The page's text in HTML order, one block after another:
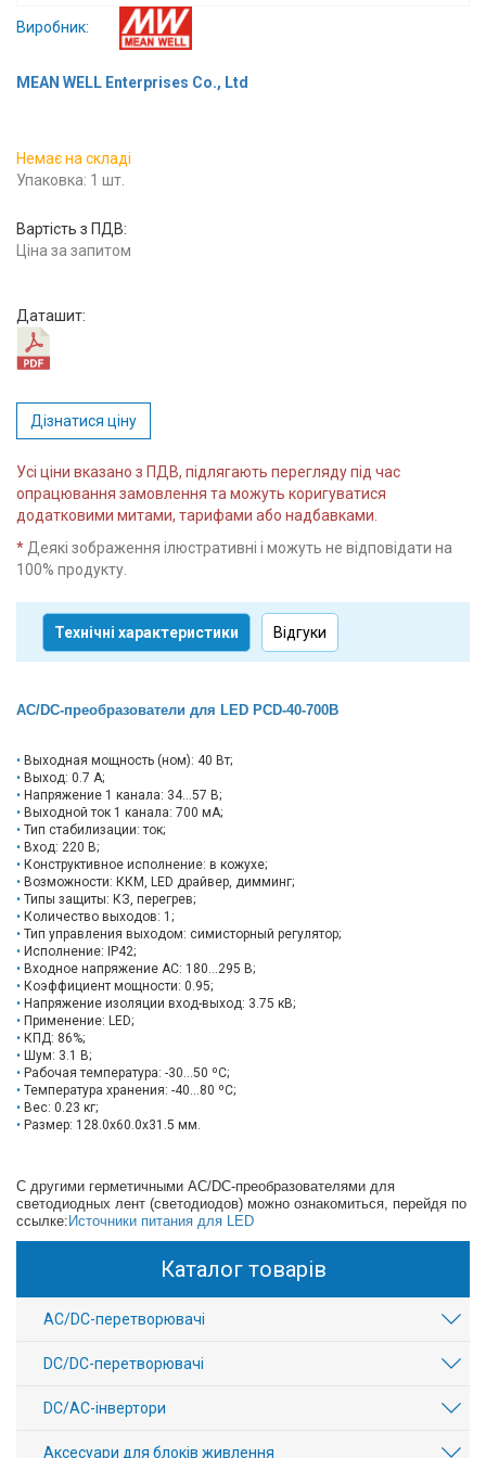
Вхід/
авторизація
Контакти
Доставка
Виробник:
MEAN WELL Enterprises Co., Ltd
Немає на складі
Упаковка: 1 шт.
Вартість з ПДВ:
Ціна за запитом
Даташит:
Дізнатися ціну
Усі ціни вказано з ПДВ, підлягають перегляду під час
опрацювання замовлення та можуть коригуватися
додатковими митами, тарифами або надбавками.
* Деякі зображення ілюстративні і можуть не відповідати на
100% продукту.
Технічні характеристики Відгуки
AC/DC-преобразователи для LED PCD-40-700B
Выходная мощность (ном): 40 Вт;
Выход: 0.7 А;
Напряжение 1 канала: 34...57 В;
Выходной ток 1 канала: 700 мА;
Тип стабилизации: ток;
Вход: 220 В;
Конструктивное исполнение: в кожухе;
Возможности: ККМ, LED драйвер, димминг;
Типы защиты: КЗ, перегрев;
Количество выходов: 1;
Тип управления выходом: симисторный регулятор;
Исполнение: IP42;
Входное напряжение AC: 180...295 В;
Коэффициент мощности: 0.95;
Напряжение изоляции вход-выход: 3.75 кВ;
Применение: LED;
КПД: 86%;
Шум: 3.1 В;
Рабочая температура: -30...50 ºС;
Температура хранения: -40...80 ºС;
Вес: 0.23 кг;
Размер: 128.0х60.0х31.5 мм.
C другими герметичными AC/DC-преобразователями для
светодиодных лент (светодиодов) можно ознакомиться, перейдя по
ссылке: Источники питания для LED
Каталог товарів
AC/DC-перетворювачі
DC/DC-перетворювачі
DC/AC-інвертори
Аксесуари для блоків живлення